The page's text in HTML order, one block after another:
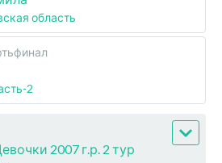
область
2
2007 г.р. 2 тур